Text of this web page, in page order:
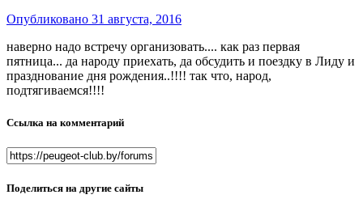
Опубликовано 31 августа, 2016
наверно надо встречу организовать.... как раз первая
пятница... да народу приехать, да обсудить и поездку в Лиду и
празднование дня рождения..!!!! так что, народ,
подтягиваемся!!!!
Ссылка на комментарий
Поделиться на другие сайты